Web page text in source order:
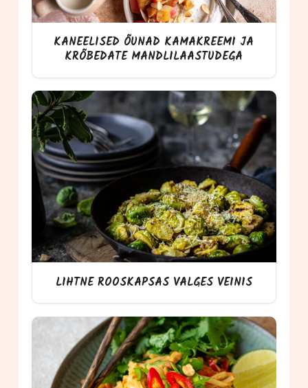
KANEELISED ÕUNAD KAMAKREEMI JA
KRÕBEDATE MANDLILAASTUDEGA
LIHTNE ROOSKAPSAS VALGES VEINIS